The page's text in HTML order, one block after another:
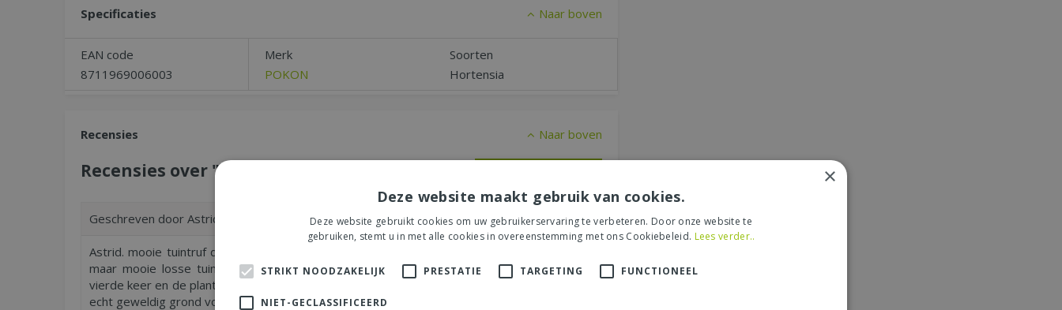
Specificaties Naar boven
EAN code
8711969006003
Merk
POKON
Soorten
Hortensia
Recensies Naar boven
Recensies over "Tuinturf, Pokon, 40 liter"
Geschreven door Astrid uit Zwanenburg op12-03-21
Astrid. mooie tuintruf dat zich goed laat verwerken in de tuin . geen harde klonten/stukken
maar mooie losse tuinturf . Ik kan het iedereen aan bevelen we kopen het nu voor een
vierde keer en de planten doen het er prima op . Niet twijfelen met kopen tuinmensen het is
echt geweldig grond voor planten die hier van smullen .
×
Deze website maakt gebruik van cookies.
Deze website gebruikt cookies om uw gebruikerservaring te verbeteren. Door onze website te
gebruiken, stemt u in met alle cookies in overeenstemming met ons Cookiebeleid. Lees verder..
STRIKT NOODZAKELIJK PRESTATIE TARGETING FUNCTIONEEL
NIET-GECLASSIFICEERD